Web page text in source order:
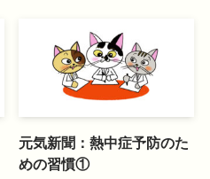
元気新聞：熱中症予防のた
めの習慣①